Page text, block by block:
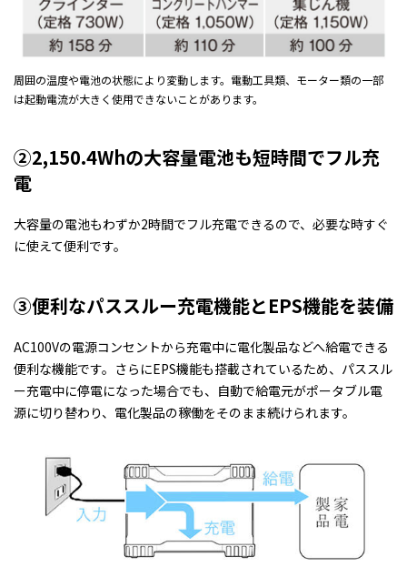
周囲の温度や電池の状態により変動します。電動工具類、モーター類の一部
は起動電流が大きく使用できないことがあります。
②2,150.4Whの大容量電池も短時間でフル充
電
大容量の電池もわずか2時間でフル充電できるので、必要な時すぐ
に使えて便利です。
③便利なパススルー充電機能とEPS機能を装備
AC100Vの電源コンセントから充電中に電化製品などへ給電できる
便利な機能です。さらにEPS機能も搭載されているため、パススル
ー充電中に停電になった場合でも、自動で給電元がポータブル電
源に切り替わり、電化製品の稼働をそのまま続けられます。